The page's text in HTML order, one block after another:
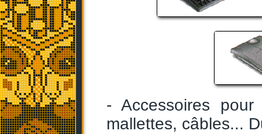
- Accessoires
mallettes, câbles...